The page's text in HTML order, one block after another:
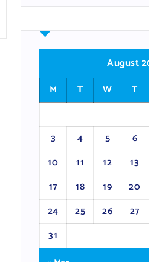
August
M
T W T
3
4 5 6
10
11 12 13
17
18 19 20
24
25 26 27
31